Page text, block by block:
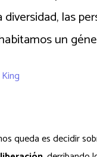
las
un
queda es decidir